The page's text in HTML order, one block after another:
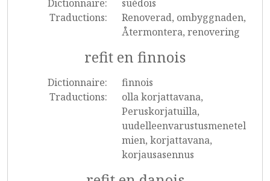
Dictionnaire:
suédois
Traductions:
Renoverad, ombyggnaden,
Återmontera, renovering
refit en finnois
Dictionnaire:
finnois
Traductions:
olla korjattavana,
Peruskorjatuilla,
uudelleenvarustusmenetel
mien, korjattavana,
korjausasennus